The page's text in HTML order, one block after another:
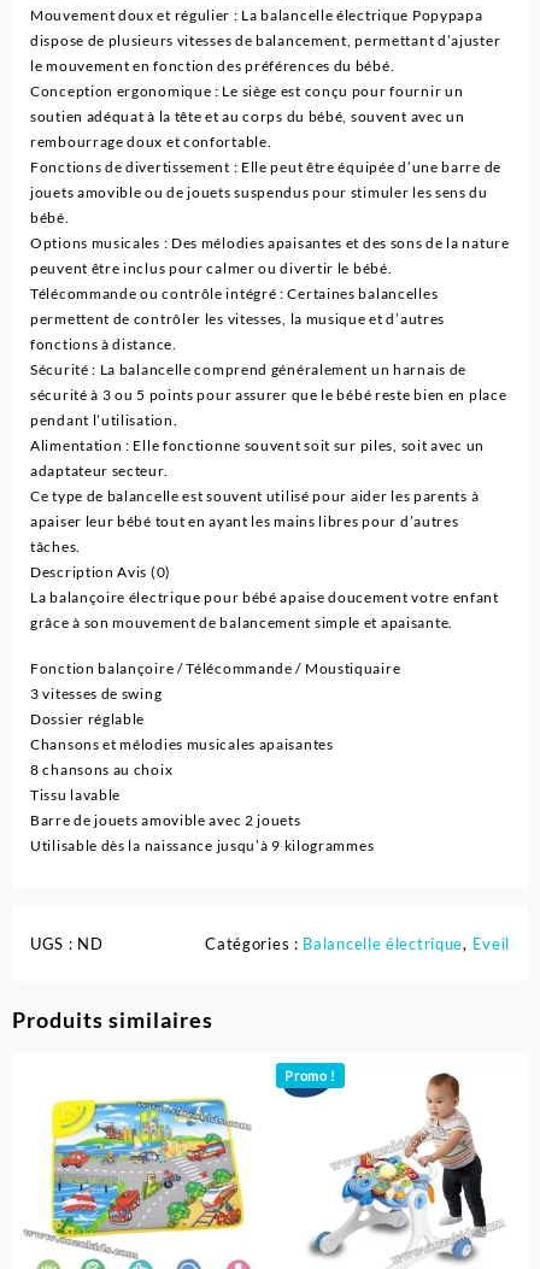
Mouvement doux et régulier : La balancelle électrique Popypapa
dispose de plusieurs vitesses de balancement, permettant d’ajuster
le mouvement en fonction des préférences du bébé.
Conception ergonomique : Le siège est conçu pour fournir un
soutien adéquat à la tête et au corps du bébé, souvent avec un
rembourrage doux et confortable.
Fonctions de divertissement : Elle peut être équipée d’une barre de
jouets amovible ou de jouets suspendus pour stimuler les sens du
bébé.
Options musicales : Des mélodies apaisantes et des sons de la nature
peuvent être inclus pour calmer ou divertir le bébé.
Télécommande ou contrôle intégré : Certaines balancelles
permettent de contrôler les vitesses, la musique et d’autres
fonctions à distance.
Sécurité : La balancelle comprend généralement un harnais de
sécurité à 3 ou 5 points pour assurer que le bébé reste bien en place
pendant l’utilisation.
Alimentation : Elle fonctionne souvent soit sur piles, soit avec un
adaptateur secteur.
Ce type de balancelle est souvent utilisé pour aider les parents à
apaiser leur bébé tout en ayant les mains libres pour d’autres
tâches.
Description Avis (0)
La balançoire électrique pour bébé apaise doucement votre enfant
grâce à son mouvement de balancement simple et apaisante.
Fonction balançoire / Télécommande / Moustiquaire
3 vitesses de swing
Dossier réglable
Chansons et mélodies musicales apaisantes
8 chansons au choix
Tissu lavable
Barre de jouets amovible avec 2 jouets
Utilisable dès la naissance jusqu’à 9 kilogrammes
UGS : ND Catégories : Balancelle électrique, Eveil
Produits similaires
Promo !